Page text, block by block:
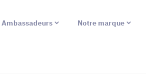
Ambassadeurs Notre marque